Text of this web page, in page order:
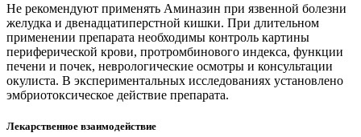
Не рекомендуют применять Аминазин при язвенной болезни
желудка и двенадцатиперстной кишки. При длительном
применении препарата необходимы контроль картины
периферической крови, протромбинового индекса, функции
печени и почек, неврологические осмотры и консультации
окулиста. В экспериментальных исследованиях установлено
эмбриотоксическое действие препарата.
Лекарственное взаимодействие